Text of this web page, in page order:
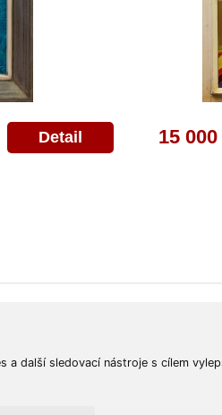
a další sledovací nástroje s cílem
Detail 15